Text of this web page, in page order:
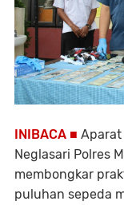
INIBACA ■ Aparat
Neglasari Polres
membongkar
puluhan sepeda